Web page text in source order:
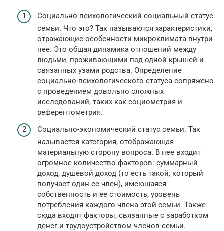
Социально-психологический социальный статус
семьи. Что это? Так называются характеристики,
отражающие особенности микроклимата внутри
нее. Это общая динамика отношений между
людьми, проживающими под одной крышей и
связанных узами родства. Определение
социально-психологического статуса сопряжено
с проведением довольно сложных
исследований, таких как социометрия и
референтометрия.
Социально-экономический статус семьи. Так
называется категория, отображающая
материальную сторону вопроса. В нее входит
огромное количество факторов: суммарный
доход, душевой доход (то есть такой, который
получает один ее член), имеющаяся
собственность и ее стоимость, уровень
потребления каждого члена этой семьи. Также
сюда входят факторы, связанные с заработком
денег и трудоустройством членов семьи.